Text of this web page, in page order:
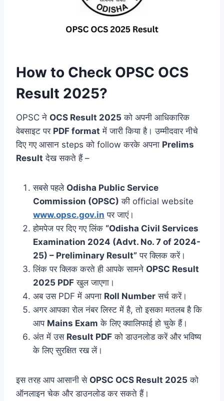
How to Check OPSC OCS
Result 2025?
OPSC ने OCS Result 2025 को अपनी आधिकारिक
वेबसाइट पर PDF format में जारी किया है। उम्मीदवार नीचे
दिए गए आसान steps को follow करके अपना Prelims
Result देख सकते हैं –
सबसे पहले Odisha Public Service
Commission (OPSC) की official website
www.opsc.gov.in पर जाएं।
होमपेज पर दिए गए लिंक “Odisha Civil Services
Examination 2024 (Advt. No. 7 of 2024-
25) – Preliminary Result” पर क्लिक करें।
लिंक पर क्लिक करते ही आपके सामने OPSC Result
2025 PDF खुल जाएगा।
अब उस PDF में अपना Roll Number सर्च करें।
अगर आपका रोल नंबर लिस्ट में है, तो इसका मतलब है कि
आप Mains Exam के लिए क्वालिफाई हो चुके हैं।
अंत में उस Result PDF को डाउनलोड करें और भविष्य
के लिए सुरक्षित रख लें।
इस तरह आप आसानी से OPSC OCS Result 2025 को
ऑनलाइन चेक और डाउनलोड कर सकते हैं।